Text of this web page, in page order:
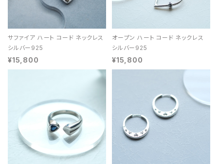
サファイア ハート コード ネックレス
シルバー925
¥15,800
オープン ハート コード ネックレス
シルバー925
¥15,800